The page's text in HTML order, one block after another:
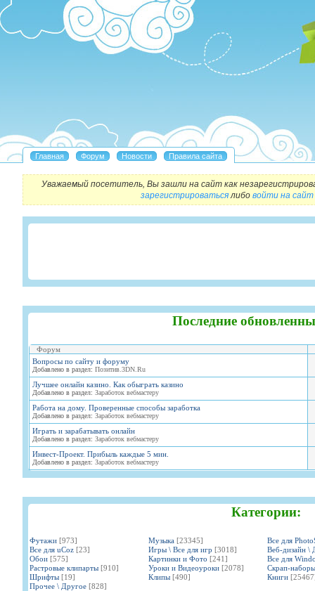
Уважаемый посетитель, Вы зашли на сайт как
зарегистрироватьсялибо войти на сайт
Последние
Форум
Вопросы по сайту и форуму
Добавлено в раздел: Позитив.3DN.Ru
Лучшее онлайн казино. Как обыграть казино
Добавлено в раздел: Заработок вебмастеру
Работа на дому. Проверенные способы заработка
Добавлено в раздел: Заработок вебмастеру
Играть и зарабатывать онлайн
Добавлено в раздел: Заработок вебмастеру
Инвест-Проект. Прибыль каждые 5 мин.
Добавлено в раздел: Заработок вебмастеру
Категории:
Футажи [973] Музыка [23345]
Все для
Все для uCoz [23] Игры \ Все для игр [3018]
Веб-дизайн \
Обои [575] Картинки и Фото [241]
Все для
Растровые клипарты [910] Уроки и Видеоуроки [2078]
Скрап-наборы
Шрифты [19] Клипы [490] Книги
Прочее \ Другое [828]